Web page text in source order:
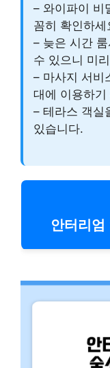
– 와이파이 비
꼼히 확인하세
– 늦은 시간
수 있으니 미
– 마사지 서비
대에 이용하기
– 테라스 객실
있습니다.
안터리엄